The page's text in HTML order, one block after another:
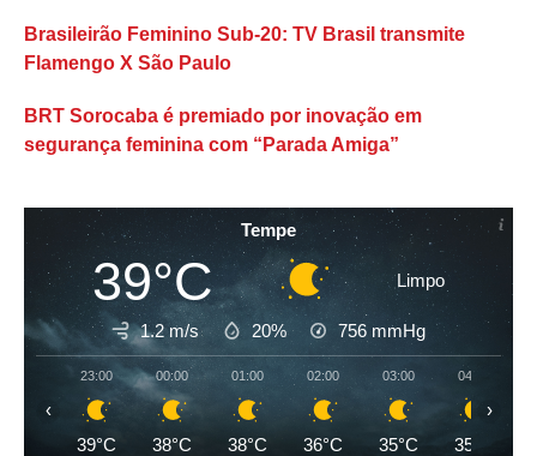
Brasileirão Feminino Sub-20: TV Brasil transmite
Flamengo X São Paulo
BRT Sorocaba é premiado por inovação em
segurança feminina com “Parada Amiga”
Tempe
39°C Limpo
1.2 m/s 20% 756 mmHg
23:00
39°C
00:00
38°C
01:00
38°C
02:00
36°C
03:00
35°C
04:00
35°C
‹ ›